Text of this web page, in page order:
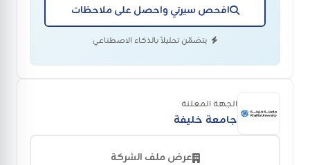
افحص سيرتي واحصل على ملاحظات
يتضمّن تحليلاً بالذكاء الاصطناعي
الجهة المعلنة
جامعة خليفة
عرض ملف الشركة